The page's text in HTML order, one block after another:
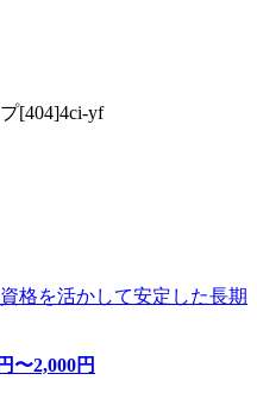
[404]4ci-yf
格を活かして安定した長期
円〜2,000円